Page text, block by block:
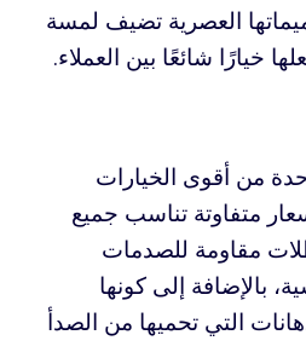
العصرية تضيف لمسة
خيارًا شائعًا بين العملاء.
من أقوى الخيارات
متفاوتة تناسب جميع
مقاومة للصدمات
بالإضافة إلى كونها
التي تحميها من الصدأ